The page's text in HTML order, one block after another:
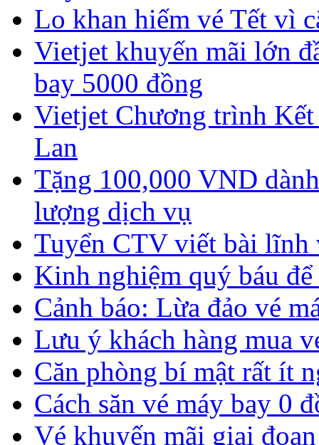
Lo khan hiếm vé Tết vì
Vietjet khuyến mãi lớn
bay 5000 đồng
Vietjet Chương trình
Lan
Tặng 100,000 VND
lượng dịch vụ
Tuyển CTV viết bài lĩnh
Kinh nghiệm quý báu
Cảnh báo: Lừa đảo vé
Lưu ý khách hàng mua
Căn phòng bí mật rất ít
Cách săn vé máy bay 0
Vé khuyến mãi giai